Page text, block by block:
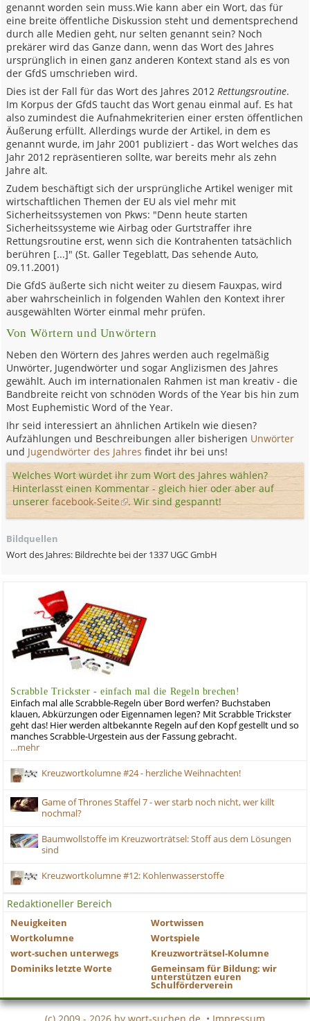
genannt worden sein muss.Wie kann aber ein Wort, das für
eine breite öffentliche Diskussion steht und dementsprechend
durch alle Medien geht, nur selten genannt sein? Noch
prekärer wird das Ganze dann, wenn das Wort des Jahres
ursprünglich in einen ganz anderen Kontext stand als es von
der GfdS umschrieben wird.
Dies ist der Fall für das Wort des Jahres 2012 Rettungsroutine.
Im Korpus der GfdS taucht das Wort genau einmal auf. Es hat
also zumindest die Aufnahmekriterien einer ersten öffentlichen
Äußerung erfüllt. Allerdings wurde der Artikel, in dem es
genannt wurde, im Jahr 2001 publiziert - das Wort welches das
Jahr 2012 repräsentieren sollte, war bereits mehr als zehn
Jahre alt.
Zudem beschäftigt sich der ursprüngliche Artikel weniger mit
wirtschaftlichen Themen der EU als viel mehr mit
Sicherheitssystemen von Pkws: "Denn heute starten
Sicherheitssysteme wie Airbag oder Gurtstraffer ihre
Rettungsroutine erst, wenn sich die Kontrahenten tatsächlich
berühren [...]" (St. Galler Tegeblatt, Das sehende Auto,
09.11.2001)
Die GfdS äußerte sich nicht weiter zu diesem Fauxpas, wird
aber wahrscheinlich in folgenden Wahlen den Kontext ihrer
ausgewählten Wörter einmal mehr prüfen.
Von Wörtern und Unwörtern
Neben den Wörtern des Jahres werden auch regelmäßig
Unwörter, Jugendwörter und sogar Anglizismen des Jahres
gewählt. Auch im internationalen Rahmen ist man kreativ - die
Bandbreite reicht von schnöden Words of the Year bis hin zum
Most Euphemistic Word of the Year.
Ihr seid interessiert an ähnlichen Artikeln wie diesen?
Aufzählungen und Beschreibungen aller bisherigen Unwörter
und Jugendwörter des Jahres findet ihr bei uns!
Welches Wort würdet ihr zum Wort des Jahres wählen?
Hinterlasst einen Kommentar - gleich hier oder aber auf
unserer facebook-Seite . Wir sind gespannt!
Bildquellen
Wort des Jahres: Bildrechte bei der 1337 UGC GmbH
Scrabble Trickster - einfach mal die Regeln brechen!
Einfach mal alle Scrabble-Regeln über Bord werfen? Buchstaben
klauen, Abkürzungen oder Eigennamen legen? Mit Scrabble Trickster
geht das! Hier werden altbekannte Regeln auf den Kopf gestellt und so
manches Scrabble-Urgestein aus der Fassung gebracht.
…mehr
Kreuzwortkolumne #24 - herzliche Weihnachten!
Game of Thrones Staffel 7 - wer starb noch nicht, wer killt
nochmal?
Baumwollstoffe im Kreuzworträtsel: Stoff aus dem Lösungen
sind
Kreuzwortkolumne #12: Kohlenwasserstoffe
Redaktioneller Bereich
Neuigkeiten
Wortwissen
Wortkolumne
Wortspiele
wort-suchen unterwegs
Kreuzworträtsel-Kolumne
Dominiks letzte Worte
Gemeinsam für Bildung: wir
unterstützen euren
Schulförderverein
(c) 2009 - 2026 by wort-suchen.de • Impressum